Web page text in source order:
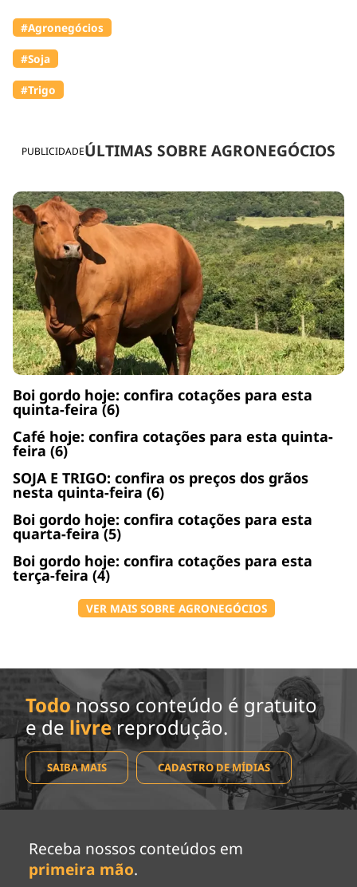
PUBLICIDADEÚLTIMAS SOBRE AGRONEGÓCIOS
Boi gordo hoje: confira cotações para esta
quinta-feira (6)
Café hoje: confira cotações para esta quinta-
feira (6)
SOJA E TRIGO: confira os preços dos grãos
nesta quinta-feira (6)
Boi gordo hoje: confira cotações para esta
quarta-feira (5)
Boi gordo hoje: confira cotações para esta
terça-feira (4)
VER MAIS SOBRE AGRONEGÓCIOS
#Agronegócios
#Soja
#Trigo
Todo nosso conteúdo é gratuito
e de livrereprodução.
SAIBA MAIS CADASTRO DE MÍDIAS
Receba nossos conteúdos em
primeira mão.